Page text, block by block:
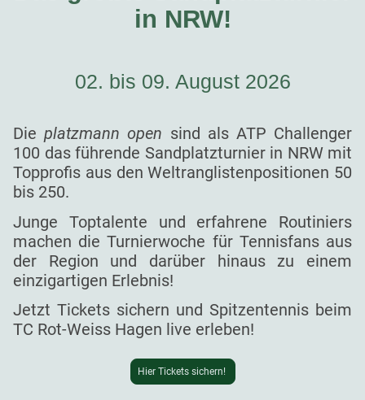
in NRW!
02. bis 09. August 2026
Dieplatzmann open sind als ATP Challenger
100 das führende Sandplatzturnier in NRW mit
Topprofis aus den Weltranglistenpositionen 50
bis 250.
Junge Toptalente und erfahrene Routiniers
machen die Turnierwoche für Tennisfans aus
der Region und darüber hinaus zu einem
einzigartigen Erlebnis!
Jetzt Tickets sichern und Spitzentennis beim
TC Rot-Weiss Hagen live erleben!
Hier Tickets sichern!